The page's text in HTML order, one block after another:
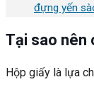
đựng yến
Tại sao nên
Hộp giấy là lựa